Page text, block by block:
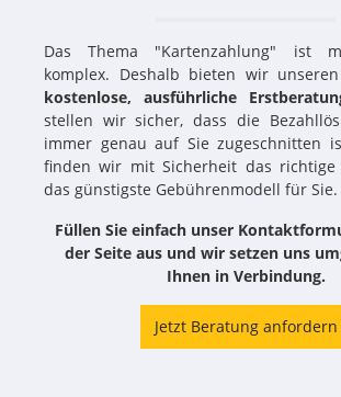
Das Thema "Kartenzahlung" ist
komplex. Deshalb bieten wir
kostenlose, ausführliche
stellen wir sicher, dass die
immer genau auf Sie zugeschnitten
finden wir mit Sicherheit das richtige
das günstigste Gebührenmodell für Sie.
Füllen Sie einfach unser
der Seite aus und wir setzen uns
Ihnen in Verbindung.
Jetzt Beratung anfordern